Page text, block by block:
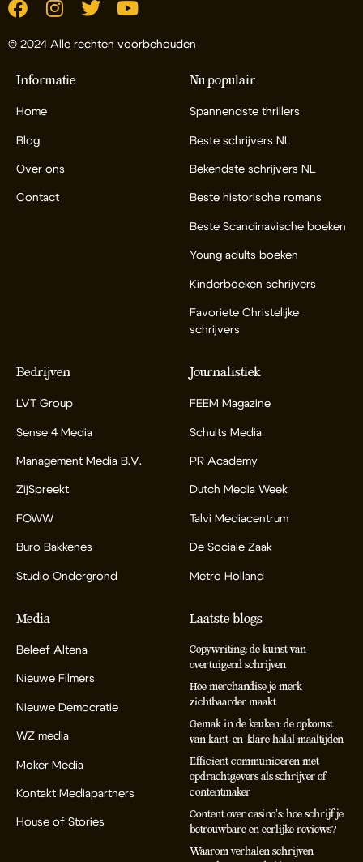
© 2024 Alle rechten voorbehouden
Informatie
Home
Blog
Over ons
Contact
Nu populair
Spannendste thrillers
Beste schrijvers NL
Bekendste schrijvers NL
Beste historische romans
Beste Scandinavische boeken
Young adults boeken
Kinderboeken schrijvers
Favoriete Christelijke
schrijvers
Bedrijven
LVT Group
Sense 4 Media
Management Media B.V.
ZijSpreekt
FOWW
Buro Bakkenes
Studio Ondergrond
Journalistiek
FEEM Magazine
Schults Media
PR Academy
Dutch Media Week
Talvi Mediacentrum
De Sociale Zaak
Metro Holland
Media
Beleef Altena
Nieuwe Filmers
Nieuwe Democratie
WZ media
Moker Media
Kontakt Mediapartners
House of Stories
Laatste blogs
Copywriting: de kunst van
overtuigend schrijven
Hoe merchandise je merk
zichtbaarder maakt
Gemak in de keuken: de opkomst
van kant-en-klare halal maaltijden
Efficient communiceren met
opdrachtgevers als schrijver of
contentmaker
Content over casino’s: hoe schrijf je
betrouwbare en eerlijke reviews?
Waarom verhalen schrijven